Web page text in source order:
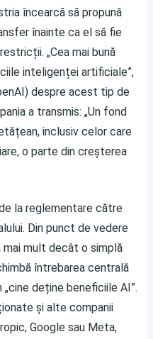
încearcă să propună
înainte ca el să fie
„Cea mai bună
inteligenței artificiale”,
despre acest tip de
a transmis: „Un fond
inclusiv celor care
o parte din creșterea
la reglementare către
Din punct de vedere
mult decât o simplă
întrebarea centrală
deține beneficiile AI”.
și alte companii
Google sau Meta,